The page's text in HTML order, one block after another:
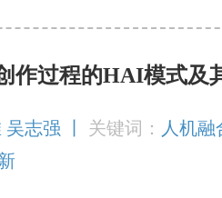
作过程的HAI模式及
吴志强 丨 关键词： 人机